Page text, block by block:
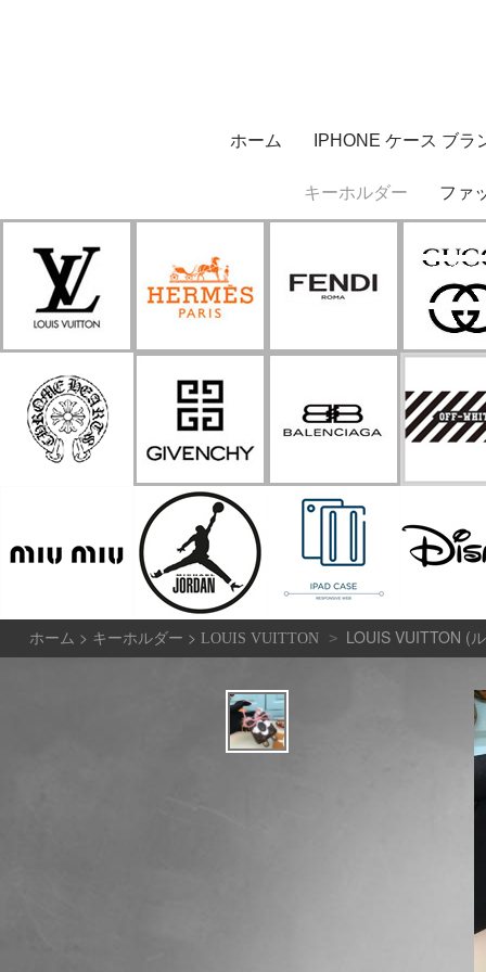
ホーム IPHONE ケース ブラ
キーホルダー ファ
ホーム > キーホルダー > LOUIS VUITTON > LOUIS VUITTON (